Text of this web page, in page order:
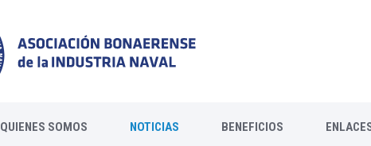
QUIENES SOMOS NOTICIAS BENEFICIOS